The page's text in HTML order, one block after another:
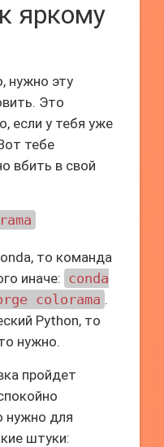
яркому
нужно эту
Это
если у тебя уже
тебе
вбить в свой
то команда
иначе: conda
colorama .
Python, то
нужно.
пройдет
нужно для
штуки: